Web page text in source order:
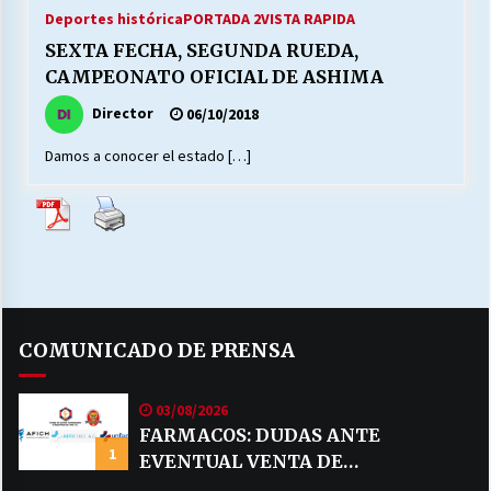
MUNICIPALIDAD, TRABAJADORES, CLIMA
LABORAL:
13/07/2026
Escuela hospitalaria El Carmen de Maipu.
VOLVER A SER ALTERNATIVA
MUNICIPALIDADES, HONORARIOS, DESPIDOS
Deportes históricaPORTADA 2VISTA RAPIDA
SEXTA FECHA, SEGUNDA RUEDA,
CAMPEONATO OFICIAL DE ASHIMA
Director 06/10/2018
Damos a conocer el estado […]
COMUNICADO DE PRENSA
1
03/08/2026
FARMACOS: DUDAS ANTE
EVENTUAL VENTA DE